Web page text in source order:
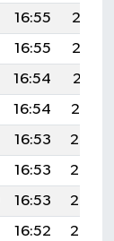
16:55
20:13
16:55
20:12
16:54
20:11
16:54
20:10
16:53
20:08
16:53
20:07
16:53
20:06
16:52
20:05